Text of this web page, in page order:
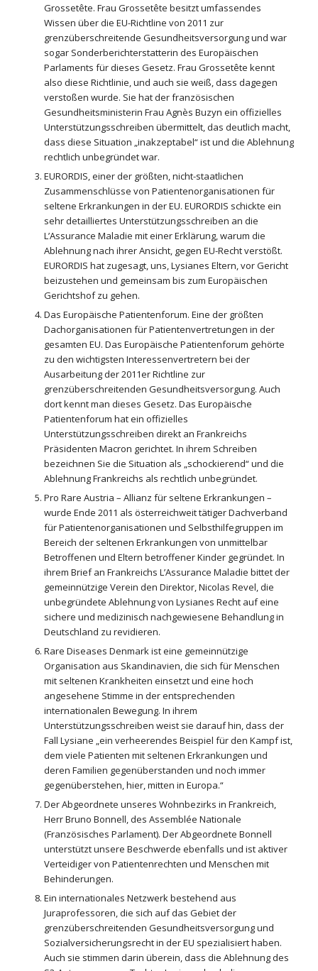
Grossetête. Frau Grossetête besitzt umfassendes
Wissen über die EU-Richtline von 2011 zur
grenzüberschreitende Gesundheitsversorgung und war
sogar Sonderberichterstatterin des Europäischen
Parlaments für dieses Gesetz. Frau Grossetête kennt
also diese Richtlinie, und auch sie weiß, dass dagegen
verstoßen wurde. Sie hat der französischen
Gesundheitsministerin Frau Agnès Buzyn ein offizielles
Unterstützungsschreiben übermittelt, das deutlich macht,
dass diese Situation „inakzeptabel“ ist und die Ablehnung
rechtlich unbegründet war.
EURORDIS, einer der größten, nicht-staatlichen
Zusammenschlüsse von Patientenorganisationen für
seltene Erkrankungen in der EU. EURORDIS schickte ein
sehr detailliertes Unterstützungsschreiben an die
L’Assurance Maladie mit einer Erklärung, warum die
Ablehnung nach ihrer Ansicht, gegen EU-Recht verstößt.
EURORDIS hat zugesagt, uns, Lysianes Eltern, vor Gericht
beizustehen und gemeinsam bis zum Europäischen
Gerichtshof zu gehen.
Das Europäische Patientenforum. Eine der größten
Dachorganisationen für Patientenvertretungen in der
gesamten EU. Das Europäische Patientenforum gehörte
zu den wichtigsten Interessenvertretern bei der
Ausarbeitung der 2011er Richtline zur
grenzüberschreitenden Gesundheitsversorgung. Auch
dort kennt man dieses Gesetz. Das Europäische
Patientenforum hat ein offizielles
Unterstützungsschreiben direkt an Frankreichs
Präsidenten Macron gerichtet. In ihrem Schreiben
bezeichnen Sie die Situation als „schockierend“ und die
Ablehnung Frankreichs als rechtlich unbegründet.
Pro Rare Austria – Allianz für seltene Erkrankungen –
wurde Ende 2011 als österreichweit tätiger Dachverband
für Patientenorganisationen und Selbsthilfegruppen im
Bereich der seltenen Erkrankungen von unmittelbar
Betroffenen und Eltern betroffener Kinder gegründet. In
ihrem Brief an Frankreichs L’Assurance Maladie bittet der
gemeinnützige Verein den Direktor, Nicolas Revel, die
unbegründete Ablehnung von Lysianes Recht auf eine
sichere und medizinisch nachgewiesene Behandlung in
Deutschland zu revidieren.
Rare Diseases Denmark ist eine gemeinnützige
Organisation aus Skandinavien, die sich für Menschen
mit seltenen Krankheiten einsetzt und eine hoch
angesehene Stimme in der entsprechenden
internationalen Bewegung. In ihrem
Unterstützungsschreiben weist sie darauf hin, dass der
Fall Lysiane „ein verheerendes Beispiel für den Kampf ist,
dem viele Patienten mit seltenen Erkrankungen und
deren Familien gegenüberstanden und noch immer
gegenüberstehen, hier, mitten in Europa.“
Der Abgeordnete unseres Wohnbezirks in Frankreich,
Herr Bruno Bonnell, des Assemblée Nationale
(Französisches Parlament). Der Abgeordnete Bonnell
unterstützt unsere Beschwerde ebenfalls und ist aktiver
Verteidiger von Patientenrechten und Menschen mit
Behinderungen.
Ein internationales Netzwerk bestehend aus
Juraprofessoren, die sich auf das Gebiet der
grenzüberschreitenden Gesundheitsversorgung und
Sozialversicherungsrecht in der EU spezialisiert haben.
Auch sie stimmen darin überein, dass die Ablehnung des